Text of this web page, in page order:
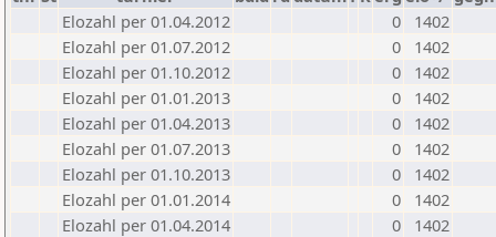
Elozahl per 01.04.2012
0
1402
Elozahl per 01.07.2012
0
1402
Elozahl per 01.10.2012
0
1402
Elozahl per 01.01.2013
0
1402
Elozahl per 01.04.2013
0
1402
Elozahl per 01.07.2013
0
1402
Elozahl per 01.10.2013
0
1402
Elozahl per 01.01.2014
0
1402
Elozahl per 01.04.2014
0
1402